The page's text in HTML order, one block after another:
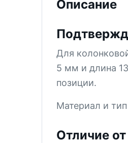
Все позиции раздела
Описание
Для
5 мм и длина
позиции.
Материал и тип
Отличие